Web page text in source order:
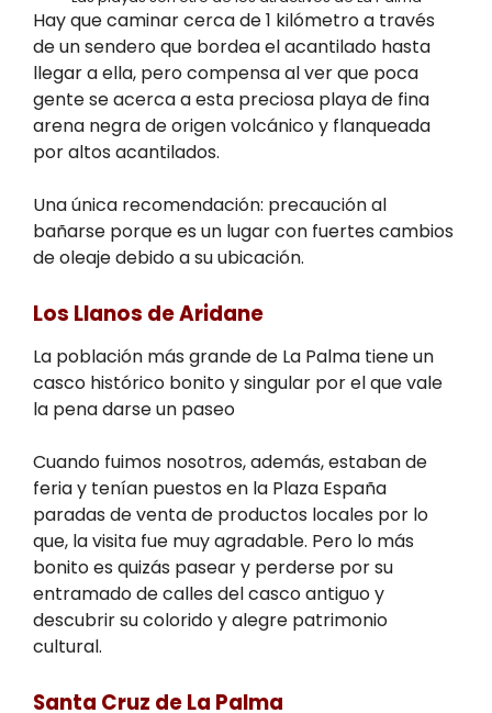
Hay que caminar cerca de 1 kilómetro a través
de un sendero que bordea el acantilado hasta
llegar a ella, pero compensa al ver que poca
gente se acerca a esta preciosa playa de fina
arena negra de origen volcánico y flanqueada
por altos acantilados.
Una única recomendación: precaución al
bañarse porque es un lugar con fuertes cambios
de oleaje debido a su ubicación.
Los Llanos de Aridane
La población más grande de La Palma tiene un
casco histórico bonito y singular por el que vale
la pena darse un paseo
Cuando fuimos nosotros, además, estaban de
feria y tenían puestos en la Plaza España
paradas de venta de productos locales por lo
que, la visita fue muy agradable. Pero lo más
bonito es quizás pasear y perderse por su
entramado de calles del casco antiguo y
descubrir su colorido y alegre patrimonio
cultural.
Santa Cruz de La Palma